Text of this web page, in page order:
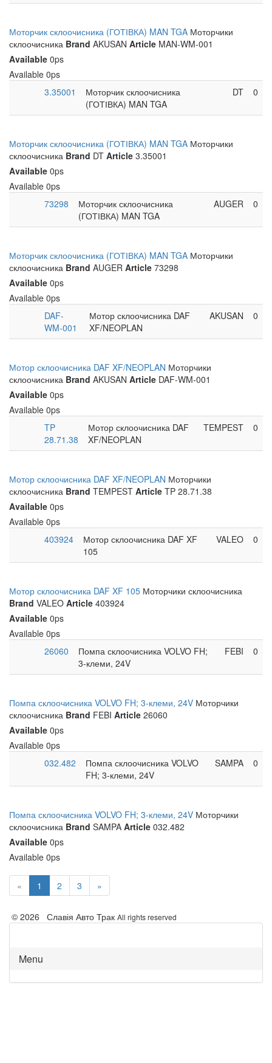
Моторчик склоочисника (ГОТІВКА) MAN TGA Моторчики
склоочисника Brand AKUSAN Article MAN-WM-001
Available 0ps
Available 0ps
3.35001
Моторчик склоочисника
(ГОТІВКА) MAN TGA
DT 0
Моторчик склоочисника (ГОТІВКА) MAN TGA Моторчики
склоочисника Brand DT Article 3.35001
Available 0ps
Available 0ps
73298
Моторчик склоочисника
(ГОТІВКА) MAN TGA
AUGER 0
Моторчик склоочисника (ГОТІВКА) MAN TGA Моторчики
склоочисника Brand AUGER Article 73298
Available 0ps
Available 0ps
DAF-
WM-001
Мотор склоочисника DAF
XF/NEOPLAN
AKUSAN 0
Мотор склоочисника DAF XF/NEOPLAN Моторчики
склоочисника Brand AKUSAN Article DAF-WM-001
Available 0ps
Available 0ps
TP
28.71.38
Мотор склоочисника DAF
XF/NEOPLAN
TEMPEST 0
Мотор склоочисника DAF XF/NEOPLAN Моторчики
склоочисника Brand TEMPEST Article TP 28.71.38
Available 0ps
Available 0ps
403924
Мотор склоочисника DAF XF
105
VALEO 0
Мотор склоочисника DAF XF 105 Моторчики склоочисника
Brand VALEO Article 403924
Available 0ps
Available 0ps
26060
Помпа склоочисника VOLVO FH;
3-клеми, 24V
FEBI 0
Помпа склоочисника VOLVO FH; 3-клеми, 24V Моторчики
склоочисника Brand FEBI Article 26060
Available 0ps
Available 0ps
032.482
Помпа склоочисника VOLVO
FH; 3-клеми, 24V
SAMPA 0
Помпа склоочисника VOLVO FH; 3-клеми, 24V Моторчики
склоочисника Brand SAMPA Article 032.482
Available 0ps
Available 0ps
« 1 2 3 »
© 2026 Славія Авто Трак All rights reserved
Menu